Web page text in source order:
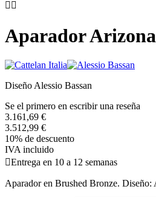
 
Aparador Arizona
Diseño Alessio Bassan
Se el primero en escribir una reseña
3.161,69 €
3.512,99 €
10% de descuento
IVA incluido
Entrega en 10 a 12 semanas
Aparador en Brushed Bronze. Diseño: